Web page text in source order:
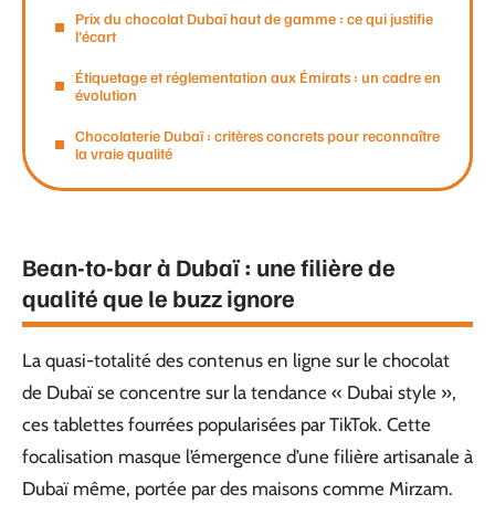
Prix du chocolat Dubaï haut de gamme : ce qui justifie
l’écart
Étiquetage et réglementation aux Émirats : un cadre en
évolution
Chocolaterie Dubaï : critères concrets pour reconnaître
la vraie qualité
Bean-to-bar à Dubaï : une filière de
qualité que le buzz ignore
La quasi-totalité des contenus en ligne sur le chocolat
de Dubaï se concentre sur la tendance « Dubai style »,
ces tablettes fourrées popularisées par TikTok. Cette
focalisation masque l’émergence d’une filière artisanale à
Dubaï même, portée par des maisons comme Mirzam.